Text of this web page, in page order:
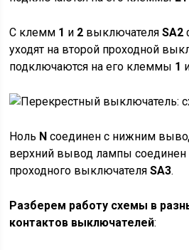
С клемм 1 и 2 выключателяSA2
уходят на второй проходной
подключаются на его клеммы 1
Ноль N соединен с нижним
верхний вывод лампы
проходного выключателяSA3.
Разберем работу схемы в
контактов выключателей: